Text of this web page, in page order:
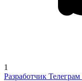
1
Разработчик Телеграм